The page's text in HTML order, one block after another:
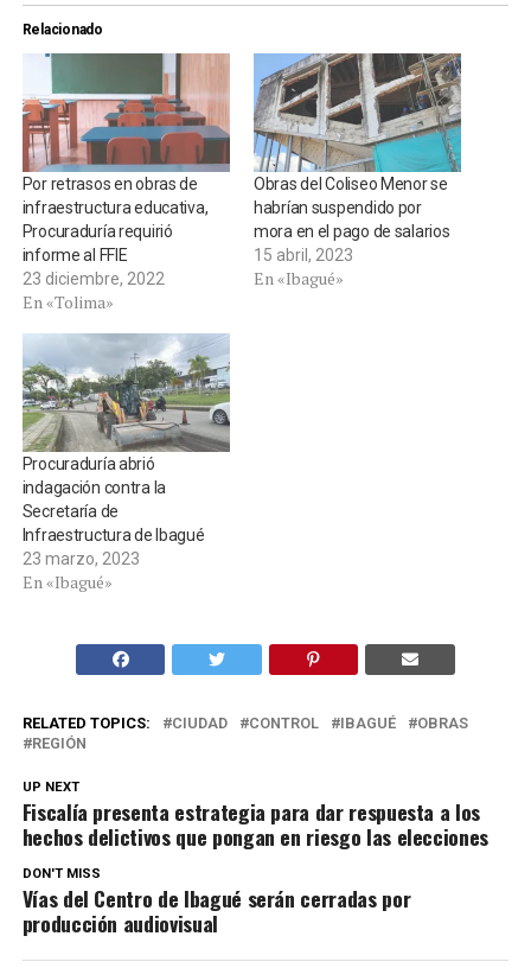
Relacionado
Por retrasos en obras de
infraestructura educativa,
Procuraduría requirió
informe al FFIE
23 diciembre, 2022
En «Tolima»
Obras del Coliseo Menor se
habrían suspendido por
mora en el pago de salarios
15 abril, 2023
En «Ibagué»
Procuraduría abrió
indagación contra la
Secretaría de
Infraestructura de Ibagué
23 marzo, 2023
En «Ibagué»
RELATED TOPICS: CIUDAD CONTROL IBAGUÉ
OBRAS
REGIÓN
UP NEXT
Fiscalía presenta estrategia para dar respuesta a los
hechos delictivos que pongan en riesgo las elecciones
DON'T MISS
Vías del Centro de Ibagué serán cerradas por
producción audiovisual